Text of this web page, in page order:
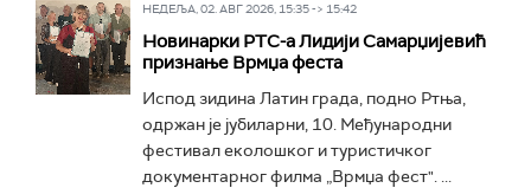
НЕДЕЉА, 02. АВГ 2026, 15:35 -> 15:42
Новинарки РТС-а Лидији Самарџијевић
признање Врмџа феста
Испод зидина Латин града, подно Ртња,
одржан је јубиларни, 10. Међународни
фестивал еколошког и туристичког
документарног филма „Врмџа фест". ...